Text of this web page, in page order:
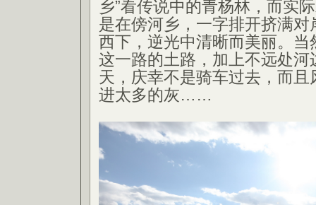
乡”看传说中的青杨林，而实
是在傍河乡，一字排开挤满
西下，逆光中清晰而美丽。当
这一路的土路，加上不远处河
天，庆幸不是骑车过去，而
进太多的灰……